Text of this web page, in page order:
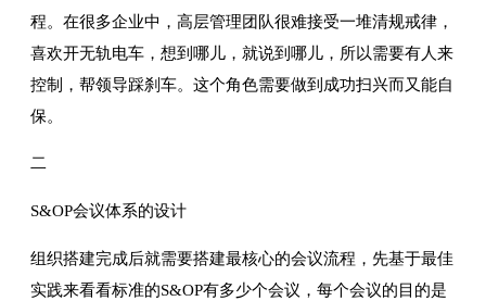
程。在很多企业中，高层管理团队很难接受一堆清规戒律，
喜欢开无轨电车，想到哪儿，就说到哪儿，所以需要有人来
控制，帮领导踩刹车。这个角色需要做到成功扫兴而又能自
保。
二
S&OP会议体系的设计
组织搭建完成后就需要搭建最核心的会议流程，先基于最佳
实践来看看标准的S&OP有多少个会议，每个会议的目的是